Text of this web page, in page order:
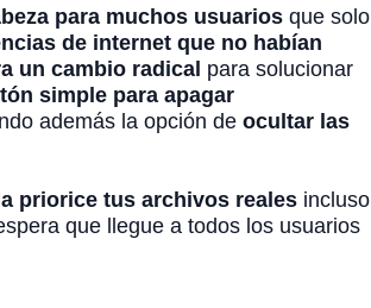
para muchos usuarios que solo
de internet que no habían
un cambio radical para solucionar
simple para apagar
además la opción de ocultar las
priorice tus archivos reales incluso
que llegue a todos los usuarios